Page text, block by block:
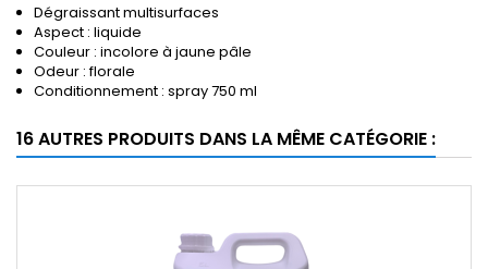
Dégraissant multisurfaces
Aspect : liquide
Couleur : incolore à jaune pâle
Odeur : florale
Conditionnement : spray 750 ml
16 AUTRES PRODUITS DANS LA MÊME CATÉGORIE :